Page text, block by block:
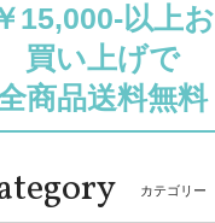
15,000-以上お
買い上げで
商品送料無料
カテゴリー